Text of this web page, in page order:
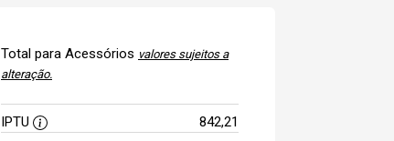
Total para Acessórios valores sujeitos a
alteração.
IPTU
842,21